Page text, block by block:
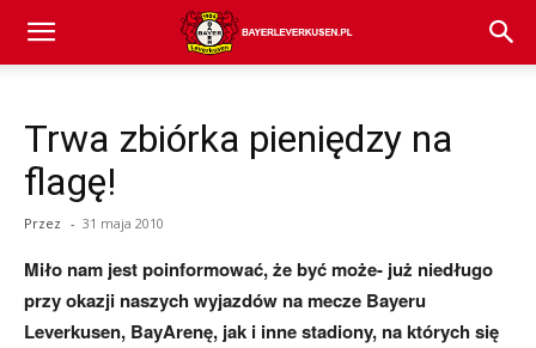
Bayer
Trwa zbiórka pieniędzy na
flagę!
Przez - 31 maja 2010
Miło nam jest poinformować, że być może- już niedługo
przy okazji naszych wyjazdów na mecze Bayeru
Leverkusen, BayArenę, jak i inne stadiony, na których się